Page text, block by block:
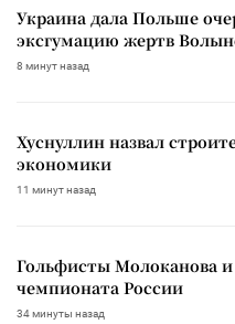
Украина дала Польше
эксгумацию жертв
8 минут назад
Хуснуллин назвал
экономики
11 минут назад
Гольфисты Молоканова
чемпионата России
34 минуты назад